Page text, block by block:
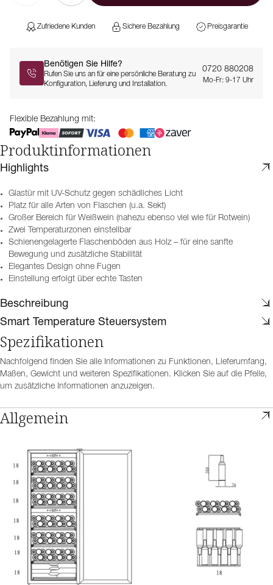
Zufriedene Kunden Sichere Bezahlung Preisgarantie
Benötigen Sie Hilfe?
Rufen Sie uns an für eine persönliche Beratung zu
Konfiguration, Lieferung und Installation.
0720 880208
Mo-Fr: 9-17 Uhr
Flexible Bezahlung mit:
Produktinformationen
Highlights
Glastür mit UV-Schutz gegen schädliches Licht
Platz für alle Arten von Flaschen (u.a. Sekt)
Großer Bereich für Weißwein (nahezu ebenso viel wie für Rotwein)
Zwei Temperaturzonen einstellbar
Schienengelagerte Flaschenböden aus Holz – für eine sanfte
Bewegung und zusätzliche Stabilität
Elegantes Design ohne Fugen
Einstellung erfolgt über echte Tasten
Beschreibung
Smart Temperature Steuersystem
Spezifikationen
Nachfolgend finden Sie alle Informationen zu Funktionen, Lieferumfang,
Maßen, Gewicht und weiteren Spezifikationen. Klicken Sie auf die Pfeile,
um zusätzliche Informationen anzuzeigen.
Allgemein